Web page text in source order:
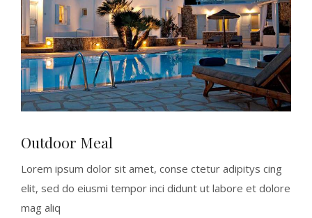
Outdoor Meal
Lorem ipsum dolor sit amet, conse ctetur adipitys cing
elit, sed do eiusmi tempor inci didunt ut labore et dolore
mag aliq